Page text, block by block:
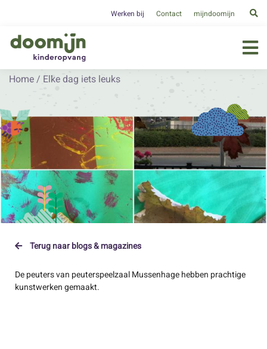
Werken bij Contact mijndoomijn
Home / Elke dag iets leuks
Terug naar blogs & magazines
De peuters van peuterspeelzaal Mussenhage hebben prachtige
kunstwerken gemaakt.